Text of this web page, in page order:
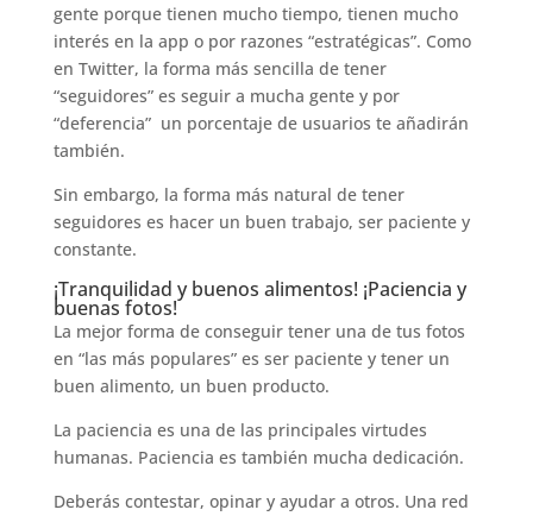
gente porque tienen mucho tiempo, tienen mucho
interés en la app o por razones “estratégicas”. Como
en Twitter, la forma más sencilla de tener
“seguidores” es seguir a mucha gente y por
“deferencia” un porcentaje de usuarios te añadirán
también.
Sin embargo, la forma más natural de tener
seguidores es hacer un buen trabajo, ser paciente y
constante.
¡Tranquilidad y buenos alimentos! ¡Paciencia y
buenas fotos!
La mejor forma de conseguir tener una de tus fotos
en “las más populares” es ser paciente y tener un
buen alimento, un buen producto.
La paciencia es una de las principales virtudes
humanas. Paciencia es también mucha dedicación.
Deberás contestar, opinar y ayudar a otros. Una red